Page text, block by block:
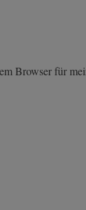
Browser für